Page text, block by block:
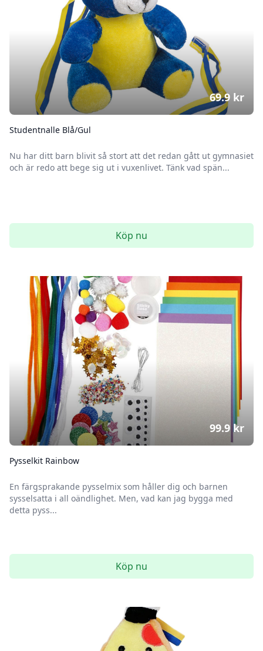
Studentnalle Blå/Gul
Nu har ditt barn blivit så stort att det redan gått ut gymnasiet
och är redo att bege sig ut i vuxenlivet. Tänk vad spän...
69.9 kr
Köp nu
Pysselkit Rainbow
En färgsprakande pysselmix som håller dig och barnen
sysselsatta i all oändlighet. Men, vad kan jag bygga med
detta pyss...
99.9 kr
Köp nu